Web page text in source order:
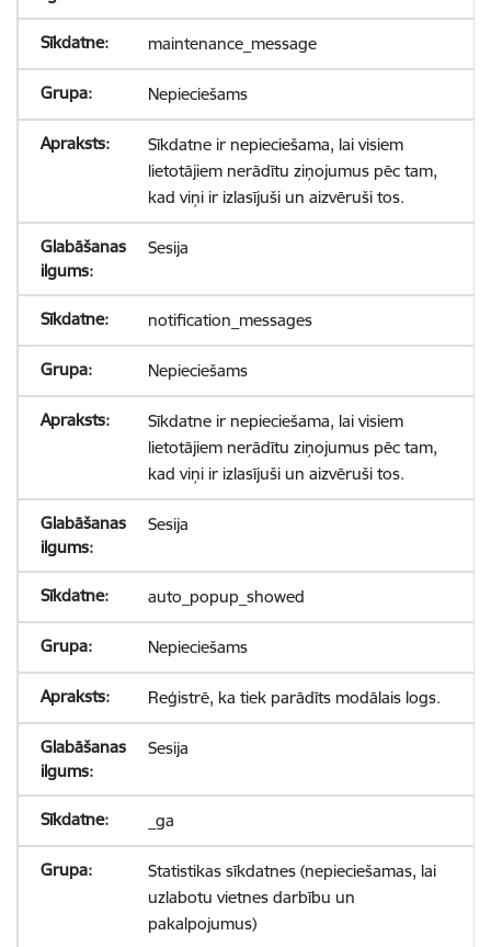
maintenance_message
Nepieciešams
Sīkdatne ir nepieciešama, lai visiem
lietotājiem nerādītu ziņojumus pēc tam,
kad viņi ir izlasījuši un aizvēruši tos.
Sesija
notification_messages
Nepieciešams
Sīkdatne ir nepieciešama, lai visiem
lietotājiem nerādītu ziņojumus pēc tam,
kad viņi ir izlasījuši un aizvēruši tos.
Sesija
auto_popup_showed
Nepieciešams
Reģistrē, ka tiek parādīts modālais logs.
Sesija
_ga
Statistikas sīkdatnes (nepieciešamas, lai
uzlabotu vietnes darbību un
pakalpojumus)